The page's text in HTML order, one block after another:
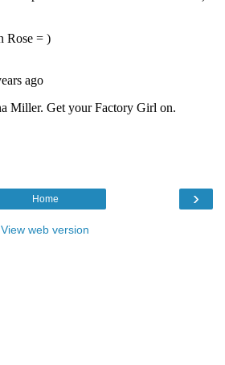
›
Home
View web version